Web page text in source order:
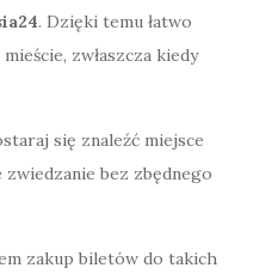
. Dzięki temu łatwo
zwłaszcza kiedy
się znaleźć miejsce
bez zbędnego
zakup biletów do takich